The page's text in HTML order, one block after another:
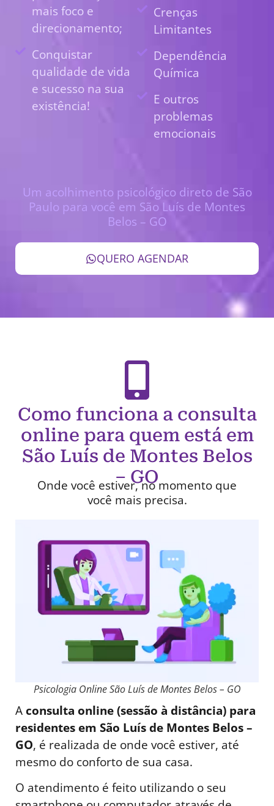
mais foco e
direcionamento;
Conquistar
qualidade de vida
e sucesso na sua
existência!
Crenças
Limitantes
Dependência
Química
E outros
problemas
emocionais
Um acolhimento psicológico direto de São
Paulo para você em São Luís de Montes
Belos – GO
QUERO AGENDAR
Como funciona a consulta
online para quem está em
São Luís de Montes Belos
– GO
Onde você estiver, no momento que
você mais precisa.
Psicologia Online São Luís de Montes Belos – GO
Aconsulta online (sessão à distância) para
residentes em São Luís de Montes Belos –
GO, é realizada de onde você estiver, até
mesmo do conforto de sua casa.
O atendimento é feito utilizando o seu